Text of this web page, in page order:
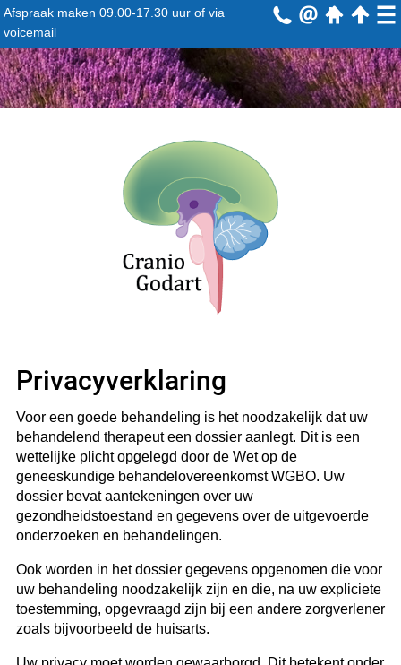
Afspraak maken09.00-17.30 uur of via
voicemail
Privacyverklaring
Voor een goede behandeling is het noodzakelijk dat uw
behandelend therapeut een dossier aanlegt. Dit is een
wettelijke plicht opgelegd door de Wet op de
geneeskundige behandelovereenkomst WGBO. Uw
dossier bevat aantekeningen over uw
gezondheidstoestand en gegevens over de uitgevoerde
onderzoeken en behandelingen.
Ook worden in het dossier gegevens opgenomen die voor
uw behandeling noodzakelijk zijn en die, na uw expliciete
toestemming, opgevraagd zijn bij een andere zorgverlener
zoals bijvoorbeeld de huisarts.